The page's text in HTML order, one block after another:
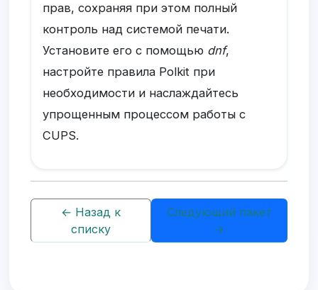
прав, сохраняя при этом полный
контроль над системой печати.
Установите его с помощью dnf,
настройте правила Polkit при
необходимости и наслаждайтесь
упрощенным процессом работы с
CUPS.
← Назад к
списку
Следующий пакет
→